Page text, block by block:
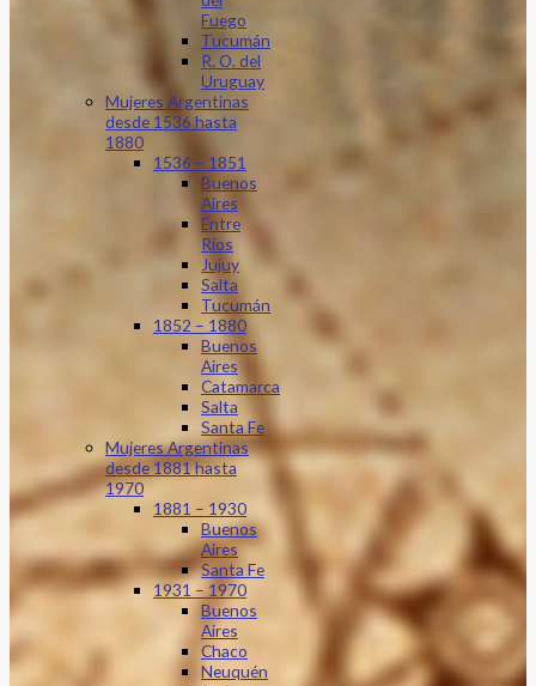
Fuego
Tucumán
R. O. del
Uruguay
Mujeres Argentinas
desde 1536 hasta
1880
1536 – 1851
Buenos
Aires
Entre
Ríos
Jujuy
Salta
Tucumán
1852 – 1880
Buenos
Aires
Catamarca
Salta
Santa Fe
Mujeres Argentinas
desde 1881 hasta
1970
1881 – 1930
Buenos
Aires
Santa Fe
1931 – 1970
Buenos
Aires
Chaco
Neuquén